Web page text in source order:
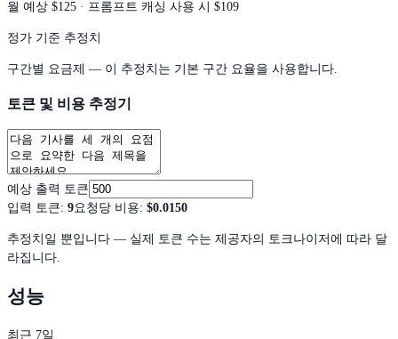
월 예상 $125 · 프롬프트 캐싱 사용 시 $109
정가 기준 추정치
구간별 요금제 — 이 추정치는 기본 구간 요율을 사용합니다.
토큰 및 비용 추정기
예상 출력 토큰
입력 토큰: 9요청당 비용: $0.0150
추정치일 뿐입니다 — 실제 토큰 수는 제공자의 토크나이저에 따라 달
라집니다.
성능
최근 7일